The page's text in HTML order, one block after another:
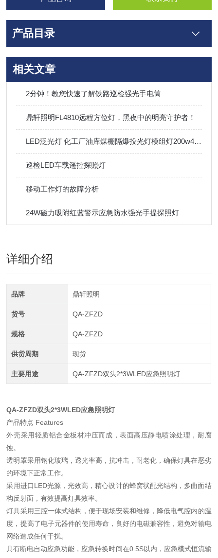
产品目录
相关文章
2分钟！教您快速了解铁路巡检强光手电筒
鼎轩照明FL4810远程方位灯，黑夜中的明亮守护者！
LED泛光灯 化工厂油库煤棚隔爆投光灯模组灯200w400w
巡检LED车载遥控探照灯
移动工作灯的故障分析
24W磁力吸附红蓝警示应急防水强光手提探照灯
详细介绍
品牌 鼎轩照明
货号 QA-ZFZD
规格 QA-ZFZD
供货周期 现货
主要用途 QA-ZFZD双头2*3WLED应急照明灯
QA-ZFZD双头2*3WLED应急照明灯
产品特点 Features
外壳采用轻质铝合金板材冲压而成，表面高压静电喷涂处理，耐腐
蚀。
透明罩采用钢化玻璃，透光率高，抗冲击，耐老化，确保灯具在恶劣
的环境下正常工作。
采用进口LED光源，光效高，精心设计的蜂窝状配光结构，多曲面结
构反射面，有效提高灯具效率。
灯具采用三腔一体式结构，便于现场安装和维修，降低电气腔内的温
度，提高了电子元器件的使用寿命，良好的电磁兼容性，避免对输电
网络造成任何干扰。
具有断电自动应急功能，应急转换时间在0.5S以内，应急模式恒流输